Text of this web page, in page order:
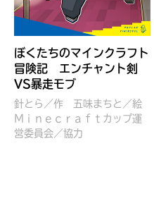
ぼくたちのマインクラフト
冒険記 エンチャント剣
VS暴走モブ
針とら／作
五味まちと／絵
Ｍｉｎｅｃｒａｆｔカップ運
営委員会／協力